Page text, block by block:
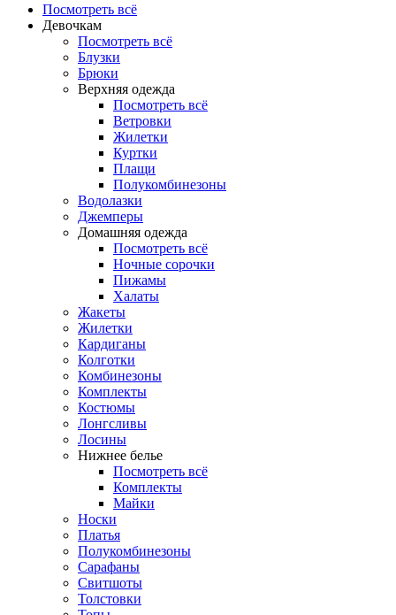
Посмотреть всё
Девочкам
Посмотреть всё
Блузки
Брюки
Верхняя одежда
Посмотреть всё
Ветровки
Жилетки
Куртки
Плащи
Полукомбинезоны
Водолазки
Джемперы
Домашняя одежда
Посмотреть всё
Ночные сорочки
Пижамы
Халаты
Жакеты
Жилетки
Кардиганы
Колготки
Комбинезоны
Комплекты
Костюмы
Лонгсливы
Лосины
Нижнее белье
Посмотреть всё
Комплекты
Майки
Носки
Платья
Полукомбинезоны
Сарафаны
Свитшоты
Толстовки